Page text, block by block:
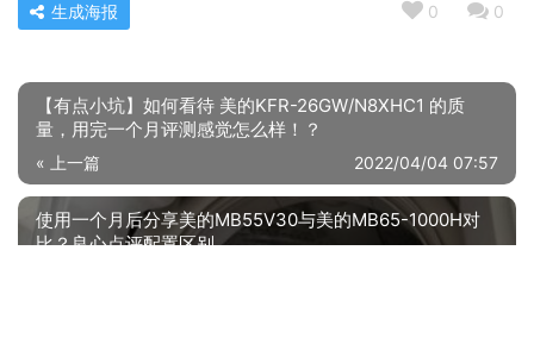
0 0
生成海报
【有点小坑】如何看待 美的KFR-26GW/N8XHC1 的质
量，用完一个月评测感觉怎么样！？
« 上一篇 2022/04/04 07:57
使用一个月后分享美的MB55V30与美的MB65-1000H对
比？良心点评配置区别